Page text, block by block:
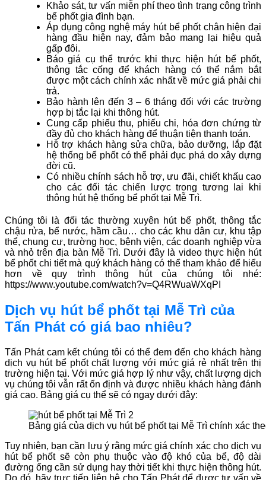
Khảo sát, tư vấn miễn phí theo tình trạng công trình
bể phốt gia đình bạn.
Áp dụng công nghệ máy hút bể phốt chân hiện đại
hàng đầu hiện nay, đảm bảo mang lại hiệu quả
gấp đôi.
Báo giá cụ thể trước khi thực hiện hút bể phốt,
thông tắc cống để khách hàng có thể nắm bắt
được một cách chính xác nhất về mức giá phải chi
trả.
Bảo hành lên đến 3 – 6 tháng đối với các trường
hợp bị tắc lại khi thông hút.
Cung cấp phiếu thu, phiếu chi, hóa đơn chứng từ
đầy đủ cho khách hàng để thuận tiện thanh toán.
Hỗ trợ khách hàng sửa chữa, bảo dưỡng, lắp đặt
hệ thống bể phốt có thể phải đục phá do xây dựng
đời cũ.
Có nhiều chính sách hỗ trợ, ưu đãi, chiết khấu cao
cho các đối tác chiến lược trong tương lai khi
thông hút hệ thống bể phốt tại Mễ Trì.
Chúng tôi là đối tác thường xuyên hút bể phốt, thông tắc
chậu rửa, bể nước, hầm cầu… cho các khu dân cư, khu tập
thể, chung cư, trường học, bệnh viện, các doanh nghiệp vừa
và nhỏ trên địa bàn Mễ Trì. Dưới đây là video thực hiện hút
bể phốt chi tiết mà quý khách hàng có thể tham khảo để hiểu
hơn về quy trình thông hút của chúng tôi nhé:
https://www.youtube.com/watch?v=Q4RWuaWXqPI
Dịch vụ hút bể phốt tại Mễ Trì của
Tấn Phát có giá bao nhiêu?
Tấn Phát cam kết chúng tôi có thể đem đến cho khách hàng
dịch vụ hút bể phốt chất lượng với mức giá rẻ nhất trên thị
trường hiện tại. Với mức giá hợp lý như vậy, chất lượng dịch
vụ chúng tôi vẫn rất ổn định và được nhiều khách hàng đánh
giá cao. Bảng giá cụ thể sẽ có ngay dưới đây:
Bảng giá của dịch vụ hút bể phốt tại Mễ Trì chính xác
Tuy nhiên, bạn cần lưu ý rằng mức giá chính xác cho dịch vụ
hút bể phốt sẽ còn phụ thuộc vào độ khó của bể, độ dài
đường ống cần sử dụng hay thời tiết khi thực hiện thông hút.
Do đó, hãy trực tiếp liên hệ cho Tấn Phát để được tư vấn về